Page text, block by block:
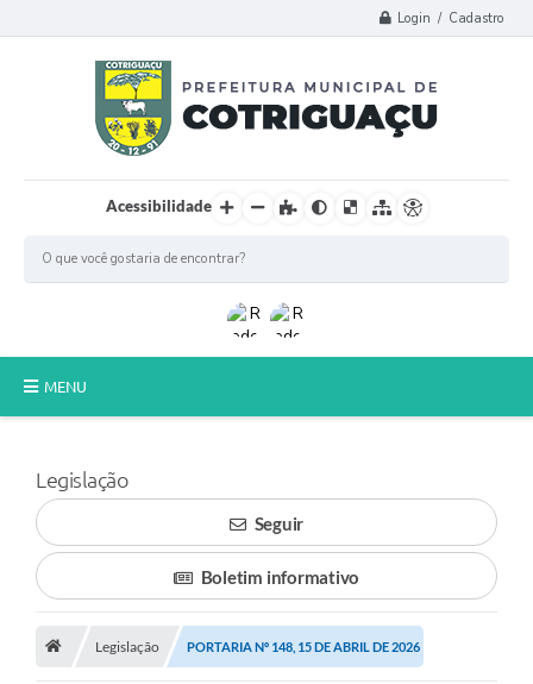
Login / Cadastro
Acessibilidade
MENU
Poder Legislativo
A Prefeitura
Município
Legislação
Seguir
Boletim informativo
Legislação PORTARIA Nº 148, 15 DE ABRIL DE 2026